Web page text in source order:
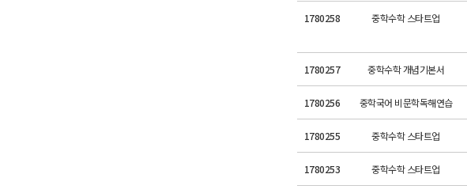
1780258 중학수학 스타트업
1780257 중학수학 개념기본서
1780256 중학국어 비문학독해연습
1780255 중학수학 스타트업
1780253 중학수학 스타트업